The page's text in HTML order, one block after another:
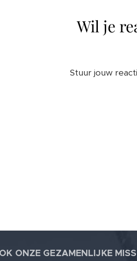
Wil je
Stuur jouw
ONZE GEZAMENLIJKE